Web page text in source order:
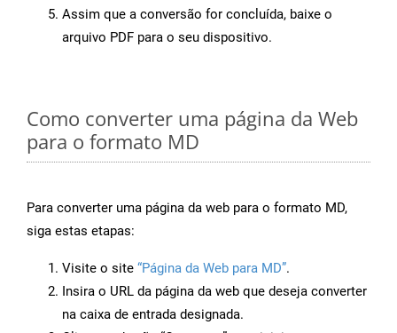
Assim que a conversão for concluída, baixe o
arquivo PDF para o seu dispositivo.
Como converter uma página da Web
para o formato MD
Para converter uma página da web para o formato MD,
siga estas etapas:
Visite o site “Página da Web para MD”.
Insira o URL da página da web que deseja converter
na caixa de entrada designada.